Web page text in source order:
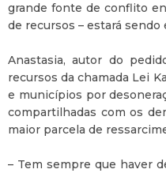
grande fonte de conflito
de recursos – estará sendo
Anastasia, autor do
recursos da chamada Lei
e municípios por
compartilhadas com os
maior parcela de
– Tem sempre que haver